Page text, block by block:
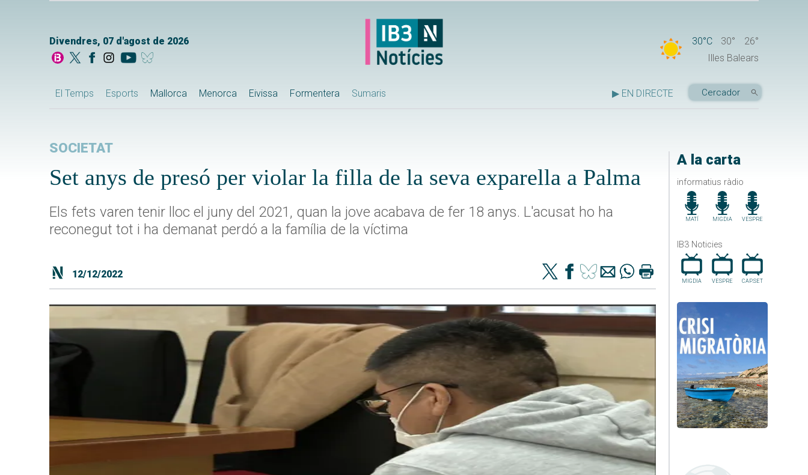
Divendres, 07 d'agost de 2026 30°C 30°
26°
Illes Balears
El Temps Esports Mallorca Menorca Eivissa Formentera Sumaris ▶ EN DIRECTE
A la carta
informatius ràdio
MATÍ MIGDIA VESPRE
IB3 Noticies
MIGDIA VESPRE CAP.SET
SOCIETAT
Set anys de presó per violar la filla de la seva exparella a Palma
Els fets varen tenir lloc el juny del 2021, quan la jove acabava de fer 18 anys. L'acusat ho ha
reconegut tot i ha demanat perdó a la família de la víctima
12/12/2022